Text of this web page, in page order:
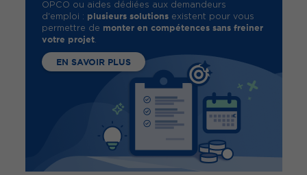
OPCO ou aides dédiées aux demandeurs
d'emploi : plusieurs solutionsexistent pour vous
permettre de monter en compétences sans freiner
votre projet.
EN SAVOIR PLUS